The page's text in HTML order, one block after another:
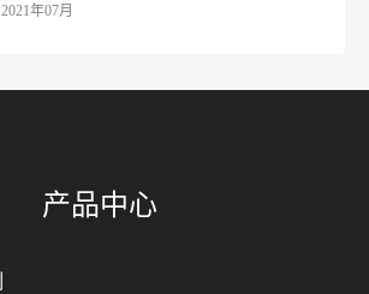
2021年07月
产品中心